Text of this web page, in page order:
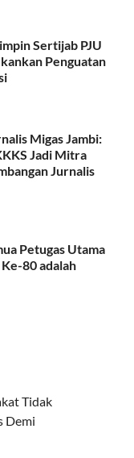
Sertijab PJU
Penguatan
Migas Jambi:
Jadi Mitra
Jurnalis
Petugas Utama
80 adalah
Tidak
Demi